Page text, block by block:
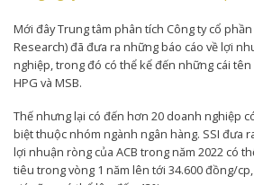
Mới đây Trung tâm phân tích Công ty cổ
Research) đã đưa ra những báo cáo về lợi
nghiệp, trong đó có thể kể đến những cái
HPG và MSB.
Thế nhưng lại có đến hơn 20 doanh nghiệp
biệt thuộc nhóm ngành ngân hàng. SSI đưa
lợi nhuận ròng của ACB trong năm 2022 có
tiêu trong vòng 1 năm lên tới 34.600 đồng/